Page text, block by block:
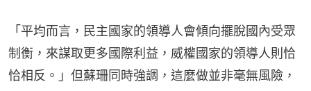
「平均而言，民主國家的領導人會傾向擺脫國內受眾
制衡，來謀取更多國際利益，威權國家的領導人則恰
恰相反。」但蘇珊同時強調，這麼做並非毫無風險，